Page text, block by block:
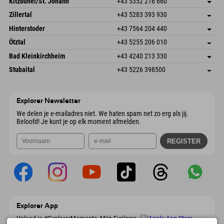
6793 Gaschurn/Montafon
Oostenrijk
Booking
Speckbacherstraße 87
Oostenrijk
Adres opslaan
Booking
Zillertal +43 5283 393 930
Schmiedau 2
Oostenrijk
Adres opslaan
Booking
Hinterstoder +43 7564 204 440
Freizeitpark 10
Oostenrijk
Adres opslaan
Booking
Ötztal +43 5255 206 010
Gscheat 14
Oostenrijk
Adres opslaan
Booking
Bad Kleinkirchheim +43 4240 213 330
Dorfstraße 24
Adres opslaan
Stubaital +43 5226 398500
Explorer Newsletter
We delen je e-mailadres niet. We haten spam net zo erg als jij.
Beloofd! Je kunt je op elk moment afmelden.
Explorer App
Upload je #ExplorerMoments, Mijn Explorer